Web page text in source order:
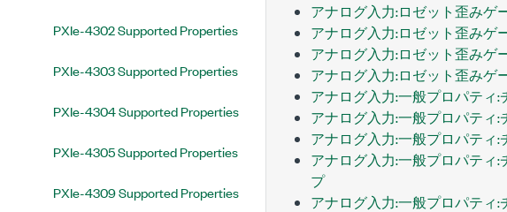
PXIe-4302 Supported Properties
PXIe-4303 Supported Properties
PXIe-4304 Supported Properties
PXIe-4305 Supported Properties
PXIe-4309 Supported Properties
アナログ入力:ロゼット歪みゲ
アナログ入力:ロゼット歪みゲ
アナログ入力:ロゼット歪みゲ
アナログ入力:ロゼット歪みゲ
アナログ入力:一般プロパティ
アナログ入力:一般プロパティ
アナログ入力:一般プロパティ
アナログ入力:一般プロパティ
プ
アナログ入力:一般プロパティ